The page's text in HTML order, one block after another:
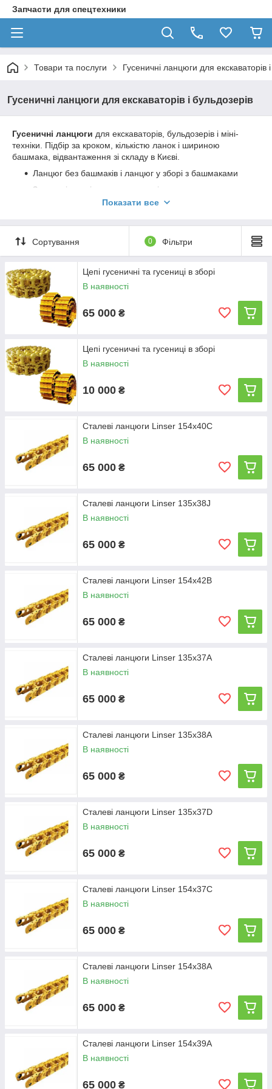
Запчасти для спецтехники
Товари та послуги Гусеничні ланцюги для екскаваторів
Гусеничні ланцюги для екскаваторів і бульдозерів
Гусеничні ланцюги для екскаваторів, бульдозерів і міні-
техніки. Підбір за кроком, кількістю ланок і шириною
башмака, відвантаження зі складу в Києві.
Ланцюг без башмаків і ланцюг у зборі з башмаками
Змащені, з ущільненням та сухі ланцюги
Пальці, втулки, ланки та башмачні болти окремо
Показати все
Сортування 0 Фільтри
Цепі гусеничні та гусениці в зборі
В наявності
65 000 ₴
Цепі гусеничні та гусениці в зборі
В наявності
10 000 ₴
Сталеві ланцюги Linser 154х40С
В наявності
65 000 ₴
Сталеві ланцюги Linser 135х38J
В наявності
65 000 ₴
Сталеві ланцюги Linser 154x42B
В наявності
65 000 ₴
Сталеві ланцюги Linser 135x37A
В наявності
65 000 ₴
Сталеві ланцюги Linser 135x38A
В наявності
65 000 ₴
Сталеві ланцюги Linser 135x37D
В наявності
65 000 ₴
Сталеві ланцюги Linser 154х37С
В наявності
65 000 ₴
Сталеві ланцюги Linser 154х38А
В наявності
65 000 ₴
Сталеві ланцюги Linser 154х39А
В наявності
65 000 ₴